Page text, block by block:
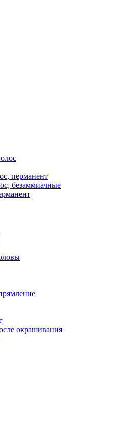
перманент
безаммиачные
окрашивания